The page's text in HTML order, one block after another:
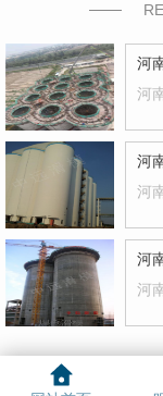
河
河
河
河
河
河